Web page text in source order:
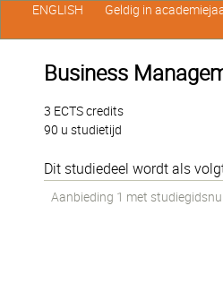
Business
3 ECTS credits
90 u studietijd
Dit studiedeel wordt als
Aanbieding 1 met
ENGLISH Geldig in